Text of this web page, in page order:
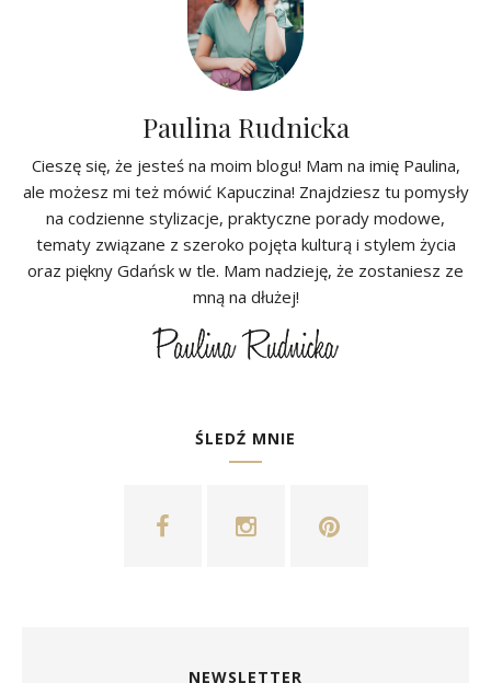
Paulina Rudnicka
Cieszę się, że jesteś na moim blogu! Mam na imię Paulina,
ale możesz mi też mówić Kapuczina! Znajdziesz tu pomysły
na codzienne stylizacje, praktyczne porady modowe,
tematy związane z szeroko pojęta kulturą i stylem życia
oraz piękny Gdańsk w tle. Mam nadzieję, że zostaniesz ze
mną na dłużej!
ŚLEDŹ MNIE
NEWSLETTER